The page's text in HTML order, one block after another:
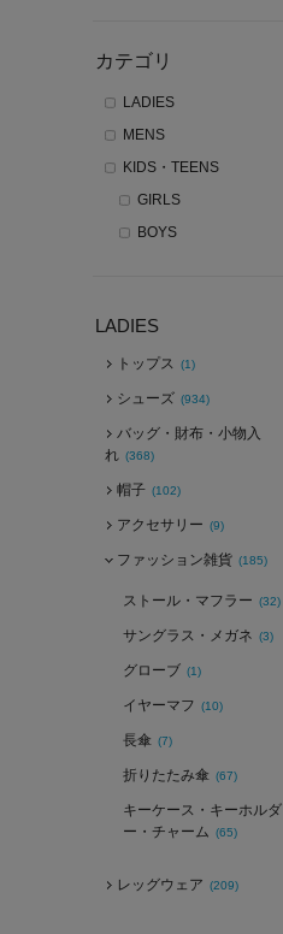
カテゴリ
LADIES
MENS
KIDS・TEENS
GIRLS
BOYS
LADIES
トップス (1)
シューズ (934)
バッグ・財布・小物入
れ (368)
帽子 (102)
アクセサリー (9)
ファッション雑貨 (185)
ストール・マフラー (32)
サングラス・メガネ (3)
グローブ (1)
イヤーマフ (10)
長傘 (7)
折りたたみ傘 (67)
キーケース・キーホルダ
ー・チャーム (65)
レッグウェア (209)